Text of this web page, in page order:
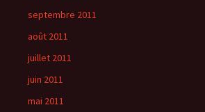
septembre 2011
août 2011
juillet 2011
juin 2011
mai 2011